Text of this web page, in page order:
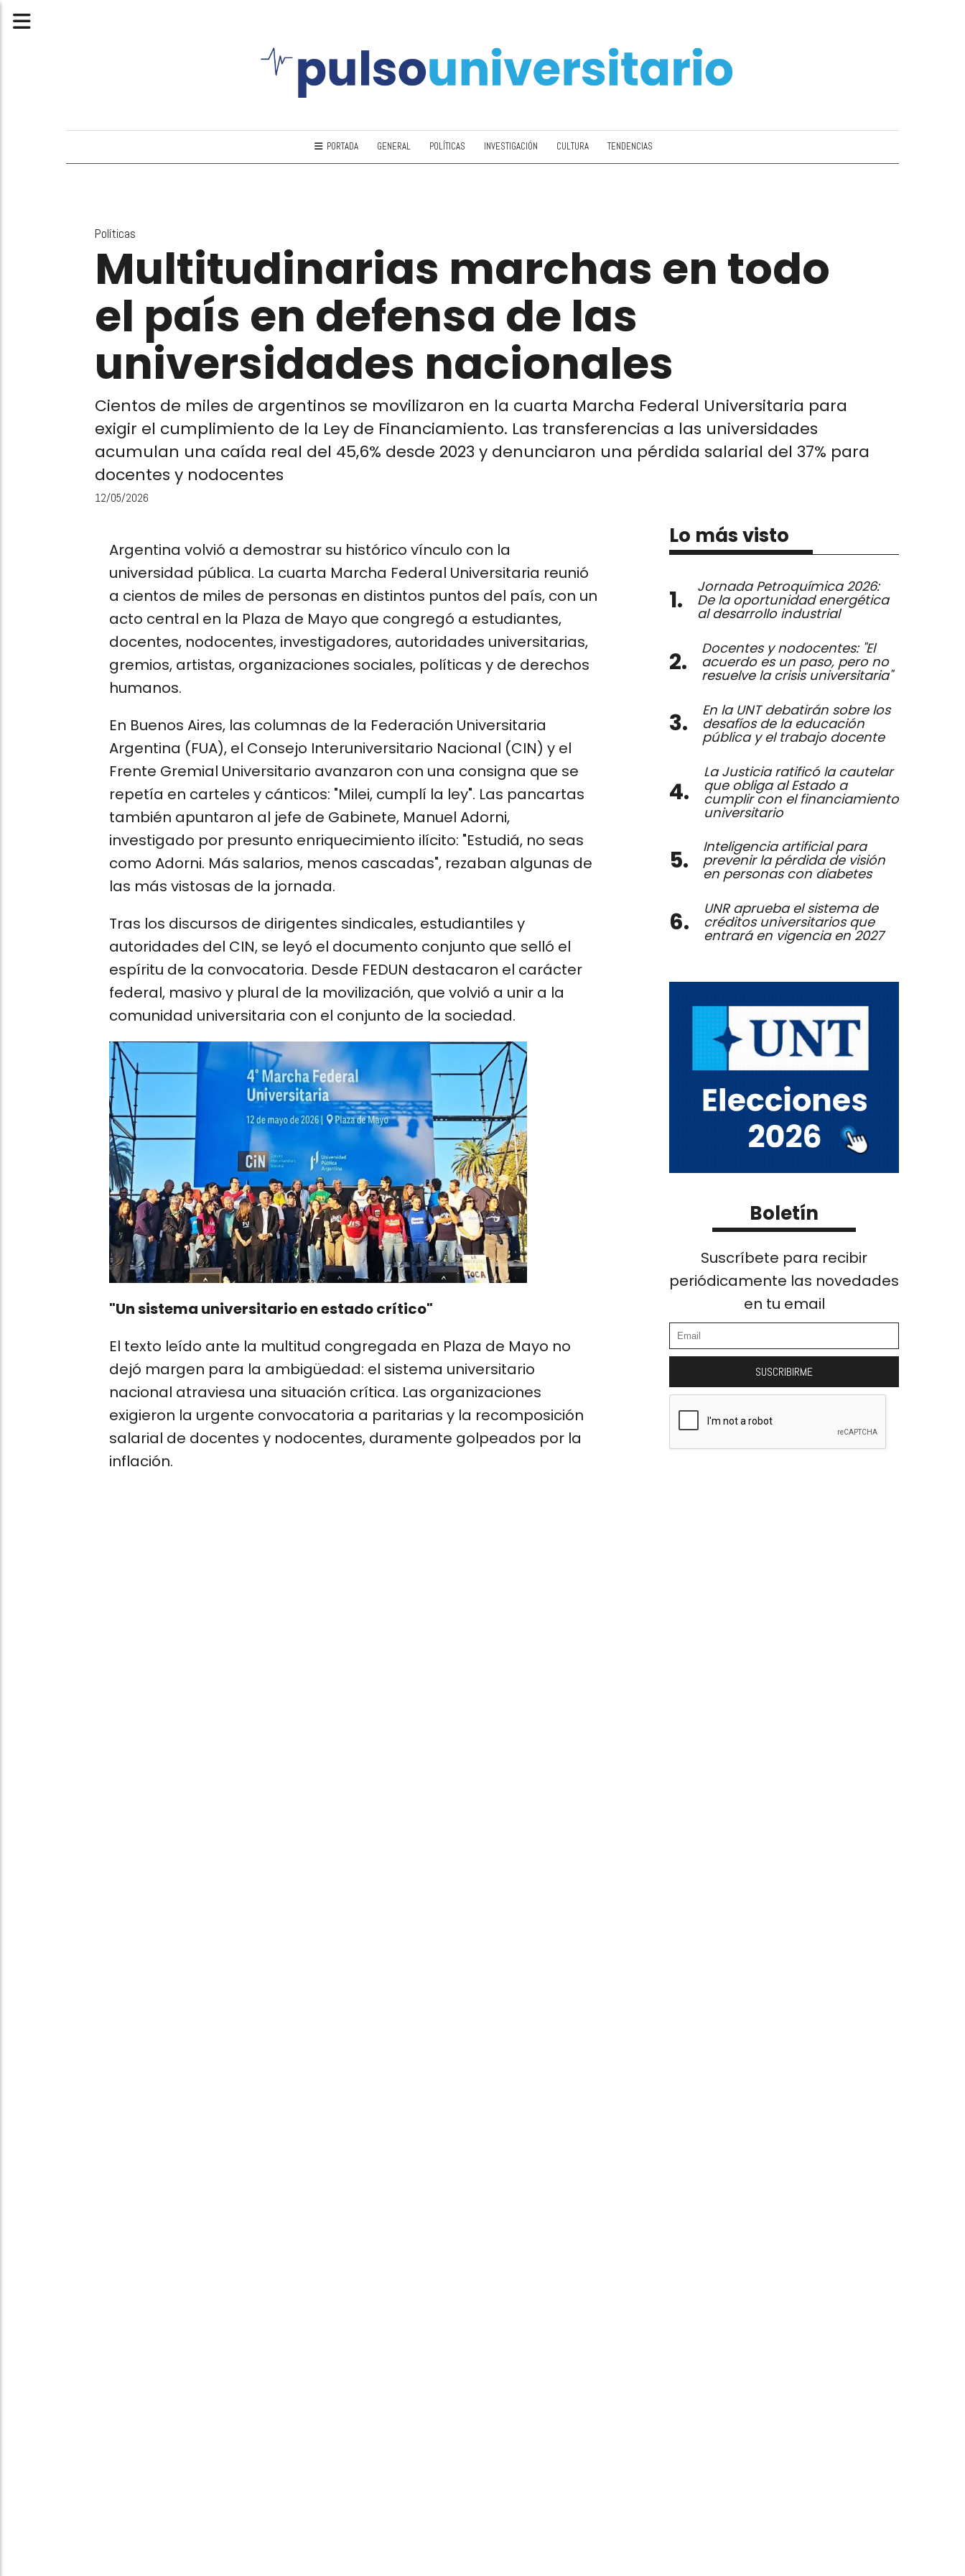
PORTADA GENERAL POLÍTICAS INVESTIGACIÓN CULTURA TENDENCIAS
Multitudinarias marchas en todo
el país en defensa de las
universidades nacionales
Cientos de miles de argentinos se movilizaron en la cuarta Marcha Federal Universitaria para
exigir el cumplimiento de la Ley de Financiamiento. Las transferencias a las universidades
acumulan una caída real del 45,6% desde 2023 y denunciaron una pérdida salarial del 37% para
docentes y nodocentes
Políticas
12/05/2026
Argentina volvió a demostrar su histórico vínculo con la
universidad pública. La cuarta Marcha Federal Universitaria reunió
a cientos de miles de personas en distintos puntos del país, con un
acto central en la Plaza de Mayo que congregó a estudiantes,
docentes, nodocentes, investigadores, autoridades universitarias,
gremios, artistas, organizaciones sociales, políticas y de derechos
humanos.
En Buenos Aires, las columnas de la Federación Universitaria
Argentina (FUA), el Consejo Interuniversitario Nacional (CIN) y el
Frente Gremial Universitario avanzaron con una consigna que se
repetía en carteles y cánticos: "Milei, cumplí la ley". Las pancartas
también apuntaron al jefe de Gabinete, Manuel Adorni,
investigado por presunto enriquecimiento ilícito: "Estudiá, no seas
como Adorni. Más salarios, menos cascadas", rezaban algunas de
las más vistosas de la jornada.
Tras los discursos de dirigentes sindicales, estudiantiles y
autoridades del CIN, se leyó el documento conjunto que selló el
espíritu de la convocatoria. Desde FEDUN destacaron el carácter
federal, masivo y plural de la movilización, que volvió a unir a la
comunidad universitaria con el conjunto de la sociedad.
"Un sistema universitario en estado crítico"
El texto leído ante la multitud congregada en Plaza de Mayo no
dejó margen para la ambigüedad: el sistema universitario
nacional atraviesa una situación crítica. Las organizaciones
exigieron la urgente convocatoria a paritarias y la recomposición
salarial de docentes y nodocentes, duramente golpeados por la
inflación.
Lo más visto
Jornada Petroquímica 2026:
De la oportunidad energética
al desarrollo industrial
Docentes y nodocentes: "El
acuerdo es un paso, pero no
resuelve la crisis universitaria"
En la UNT debatirán sobre los
desafíos de la educación
pública y el trabajo docente
La Justicia ratificó la cautelar
que obliga al Estado a
cumplir con el financiamiento
universitario
Inteligencia artificial para
prevenir la pérdida de visión
en personas con diabetes
UNR aprueba el sistema de
créditos universitarios que
entrará en vigencia en 2027
Boletín
Suscríbete para recibir
periódicamente las novedades
en tu email
SUSCRIBIRME